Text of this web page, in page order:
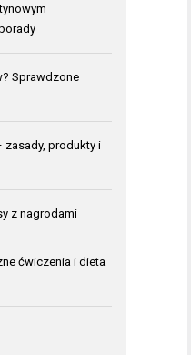
Sprawdzone
zasady, produkty i
z nagrodami
ćwiczenia i dieta